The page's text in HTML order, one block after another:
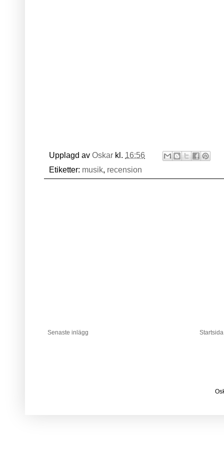
Upplagd av Oskar kl. 16:56
Etiketter: musik, recension
Senaste inlägg Startsida